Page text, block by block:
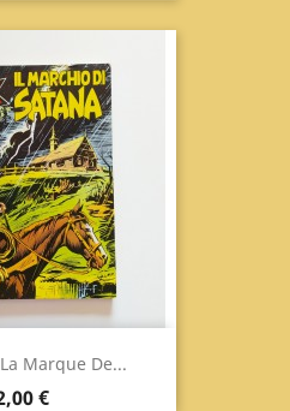
Marque De...
€